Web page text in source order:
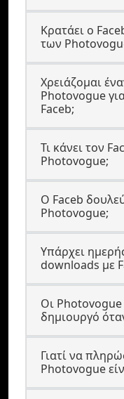
Κρατάει ο
των
Χρειάζομαι
Photovogue
Faceb;
Τι κάνει τον
Photovogue;
Ο Faceb
Photovogue;
Υπάρχει
downloads με
Οι Photovogue
δημιουργό
Γιατί να
Photovogue